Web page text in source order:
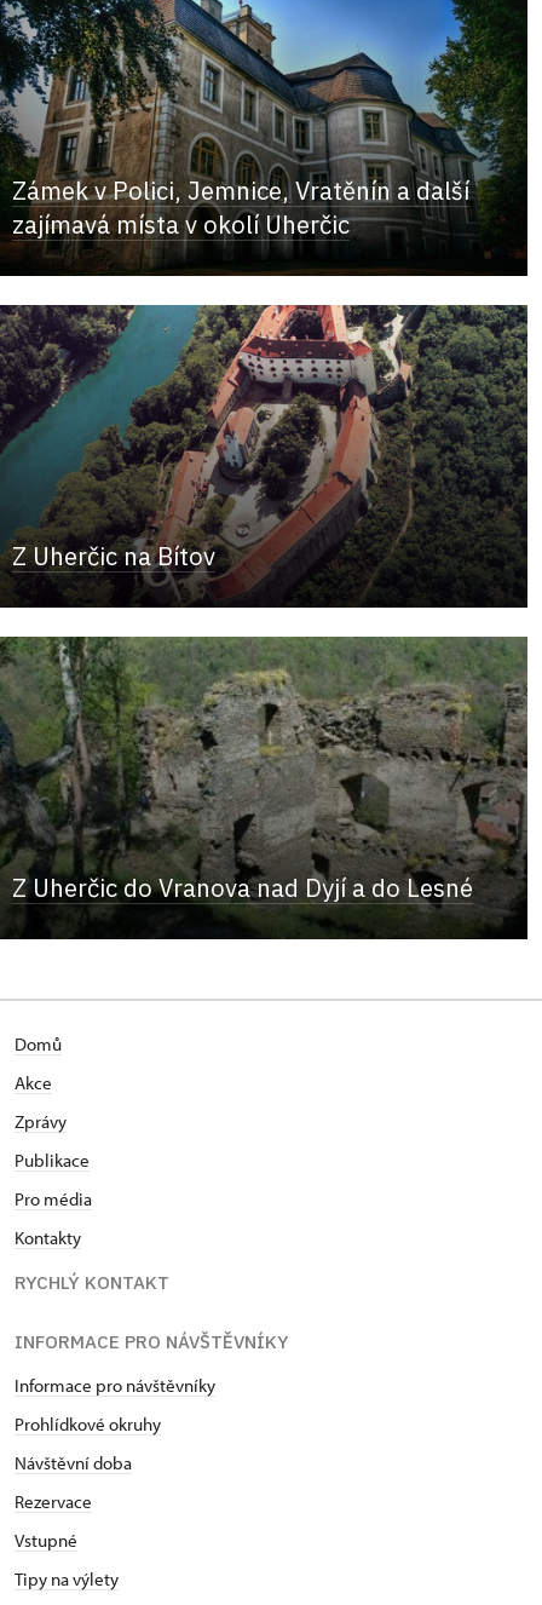
Zámek v Polici, Jemnice, Vratěnín a další
zajímavá místa v okolí Uherčic
Z Uherčic na Bítov
Z Uherčic do Vranova nad Dyjí a do Lesné
Domů
Akce
Zprávy
Publikace
Pro média
Kontakty
RYCHLÝ KONTAKT
INFORMACE PRO NÁVŠTĚVNÍKY
Informace pro návštěvníky
Prohlídkové okruhy
Návštěvní doba
Rezervace
Vstupné
Tipy na výlety